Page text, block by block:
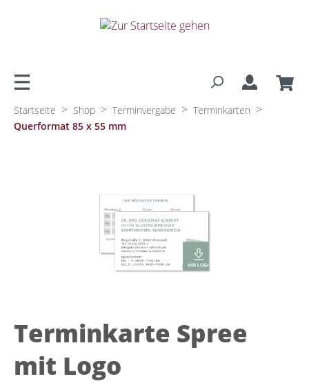
Startseite > Shop > Terminvergabe > Terminkarten >
Querformat 85 x 55 mm
Terminkarte Spree
mit Logo